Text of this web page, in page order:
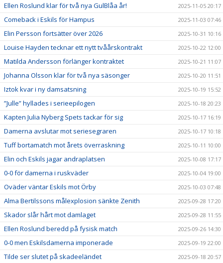
Ellen Roslund klar för två nya GulBlåa år! 2025-11-05 20:17
Comeback i Eskils för Hampus 2025-11-03 07:46
Elin Persson fortsätter över 2026 2025-10-31 10:16
Louise Hayden tecknar ett nytt tvåårskontrakt 2025-10-22 12:00
Matilda Andersson förlänger kontraktet 2025-10-21 11:07
Johanna Olsson klar för två nya säsonger 2025-10-20 11:51
Iztok kvar i ny damsatsning 2025-10-19 15:52
”Julle” hyllades i serieepilogen 2025-10-18 20:23
Kapten Julia Nyberg Spets tackar för sig 2025-10-17 16:19
Damerna avslutar mot seriesegraren 2025-10-17 10:18
Tuff bortamatch mot årets överraskning 2025-10-11 10:00
Elin och Eskils jagar andraplatsen 2025-10-08 17:17
0-0 för damerna i ruskväder 2025-10-04 19:00
Oväder väntar Eskils mot Örby 2025-10-03 07:48
Alma Bertilssons målexplosion sänkte Zenith 2025-09-28 17:20
Skador slår hårt mot damlaget 2025-09-28 11:55
Ellen Roslund beredd på fysisk match 2025-09-26 14:30
0-0 men Eskilsdamerna imponerade 2025-09-19 22:00
Tilde ser slutet på skadeeländet 2025-09-18 20:57